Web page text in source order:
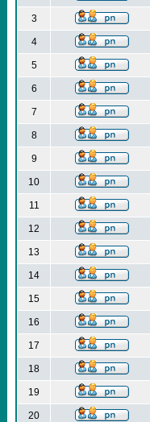
3
4
5
6
7
8
9
10
11
12
13
14
15
16
17
18
19
20